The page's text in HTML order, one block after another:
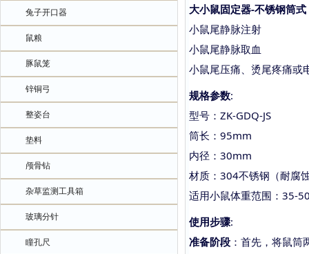
兔子开口器
鼠粮
豚鼠笼
锌铜弓
整姿台
垫料
颅骨钻
杂草监测工具箱
玻璃分针
瞳孔尺
大小鼠固定器-不锈钢筒式
小鼠尾静脉注射
小鼠尾静脉取血
小鼠尾压痛、烫尾疼痛或
规格参数:
型号： ZK-GDQ-JS
筒长： 95mm
内径： 30mm
材质： 304不锈钢（耐腐
适用小鼠体重范围： 35-
使用步骤:
准备阶段 ：首先，将鼠